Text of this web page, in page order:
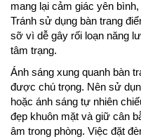
mang lại cảm giác yên
Tránh sử dụng bàn trang
sỡ vì dễ gây rối loạn năng
tâm trạng.
Ánh sáng xung quanh bàn
được chú trọng. Nên sử
hoặc ánh sáng tự nhiên
đẹp khuôn mặt và giữ cân
âm trong phòng. Việc đặt